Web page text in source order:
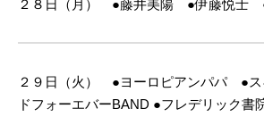
２８日（月） ●藤井美陽 ●伊藤悦士
２９日（火） ●ヨーロピアンパパ ●ス
ドフォーエバーBAND ●フレデリック書